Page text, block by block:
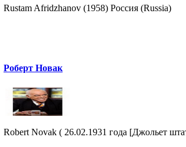
Rustam Afridzhanov (1958) Россия (Russia)
Роберт Новак
Robert Novak ( 26.02.1931 года [Джольет